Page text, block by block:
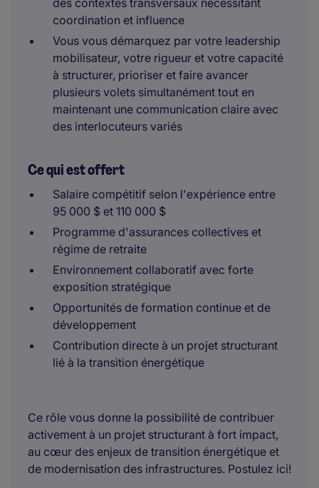
des contextes transversaux nécessitant
coordination et influence
Vous vous démarquez par votre leadership
mobilisateur, votre rigueur et votre capacité
à structurer, prioriser et faire avancer
plusieurs volets simultanément tout en
maintenant une communication claire avec
des interlocuteurs variés
Ce qui est offert
Salaire compétitif selon l'expérience entre
95 000 $ et 110 000 $
Programme d'assurances collectives et
régime de retraite
Environnement collaboratif avec forte
exposition stratégique
Opportunités de formation continue et de
développement
Contribution directe à un projet structurant
lié à la transition énergétique
Ce rôle vous donne la possibilité de contribuer
activement à un projet structurant à fort impact,
au cœur des enjeux de transition énergétique et
de modernisation des infrastructures. Postulez ici!